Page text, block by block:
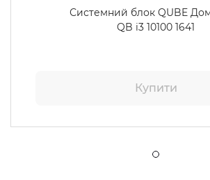
Системний блок QUBE
QB i3 10100 1641
Купити